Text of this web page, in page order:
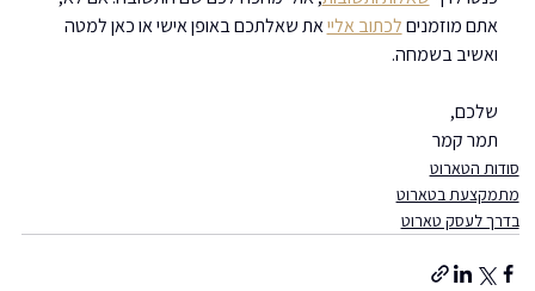
אתם מוזמנים לכתוב אליי את שאלתכם באופן אישי או כאן למטה
ואשיב בשמחה.
שלכם,
תמר קמר
סודות הטארוט
מתמקצעת בטארוט
בדרך לעסק טארוט